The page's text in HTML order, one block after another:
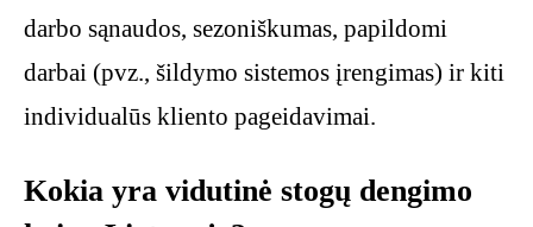
darbo sąnaudos, sezoniškumas, papildomi
darbai (pvz., šildymo sistemos įrengimas) ir kiti
individualūs kliento pageidavimai.
Kokia yra vidutinė stogų dengimo